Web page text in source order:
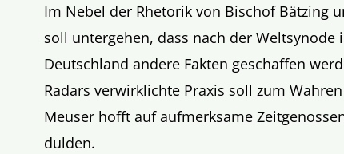
Im Nebel der Rhetorik von Bischof Bätzing
soll untergehen, dass nach der Weltsynode
Deutschland andere Fakten geschaffen
Radars verwirklichte Praxis soll zum
Meuser hofft auf aufmerksame
dulden.